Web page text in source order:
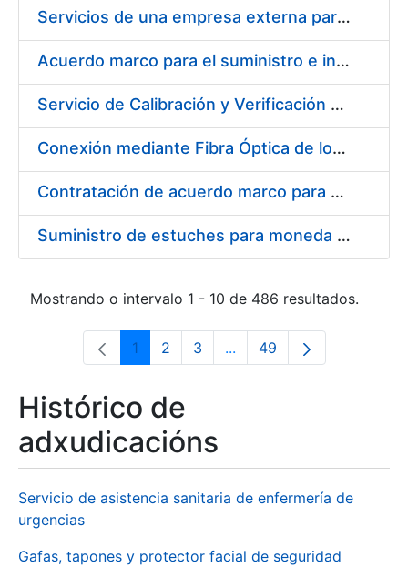
Servicios de una empresa externa para el asesoramiento y resolución de los recursos de alzada que se presentan relacionados con procesos de selección para la FNMT-RCM
Acuerdo marco para el suministro e instalación de persianas, estores y otros complementos
Servicio de Calibración y Verificación Externa de los Equipos de Medición del Servicio de Prevención de la FNMT-RCM
Conexión mediante Fibra Óptica de los Centros de Proceso de Datos (CPDs) de las sedes de la FNMT-RCM de Burgos y Madrid
Contratación de acuerdo marco para el Suministro de Material de Electricidad para la Fábrica Nacional de Moneda y Timbre-Real Casa de la Moneda en su centro de trabajo de Burgos
Suministro de estuches para moneda de 30 €
Mostrando o intervalo 1 - 10 de 486 resultados.
Páxina
1 Páxina
2 Páxina
3 ...Páxinas intermedias Use
Páxina
49
Histórico de
adxudicacións
Servicio de asistencia sanitaria de enfermería de
urgencias
Gafas, tapones y protector facial de seguridad